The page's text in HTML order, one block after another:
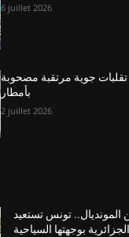
6 juillet 2026
جوية مرتقبة مصحوبة
بأمطار
2 juillet 2026
المونديال.. تونس تستعيد
بوجهتها السياحية